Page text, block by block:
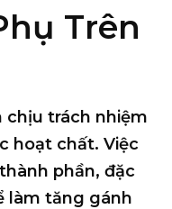
Trên
chịu trách nhiệm
hoạt chất. Việc
phần, đặc
làm tăng gánh